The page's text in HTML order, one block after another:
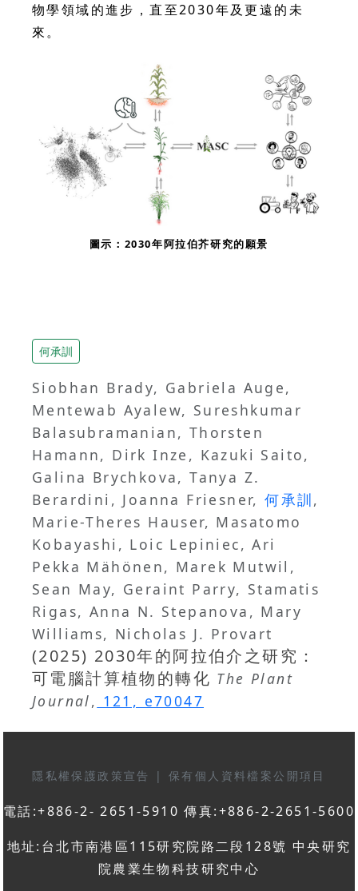
物學領域的進步，直至2030年及更遠的未
來。
圖示：2030年阿拉伯芥研究的願景
何承訓
Siobhan Brady, Gabriela Auge,
Mentewab Ayalew, Sureshkumar
Balasubramanian, Thorsten
Hamann, Dirk Inze, Kazuki Saito,
Galina Brychkova, Tanya Z.
Berardini, Joanna Friesner,何承訓,
Marie-Theres Hauser, Masatomo
Kobayashi, Loic Lepiniec, Ari
Pekka Mähönen, Marek Mutwil,
Sean May, Geraint Parry, Stamatis
Rigas, Anna N. Stepanova, Mary
Williams, Nicholas J. Provart
(2025) 2030年的阿拉伯介之研究：
可電腦計算植物的轉化 The Plant
Journal, 121, e70047
隱私權保護政策宣告 | 保有個人資料檔案公開項目
電話:+886-2- 2651-5910 傳真:+886-2-2651-5600
地址:台北市南港區115研究院路二段128號 中央研究
院農業生物科技研究中心